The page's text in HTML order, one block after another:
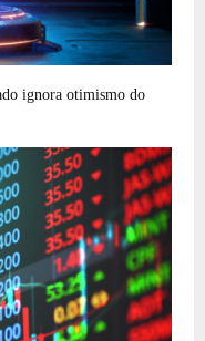
ignora otimismo do